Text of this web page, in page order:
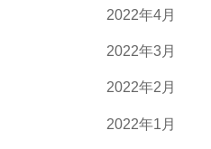
2022年4月
2022年3月
2022年2月
2022年1月